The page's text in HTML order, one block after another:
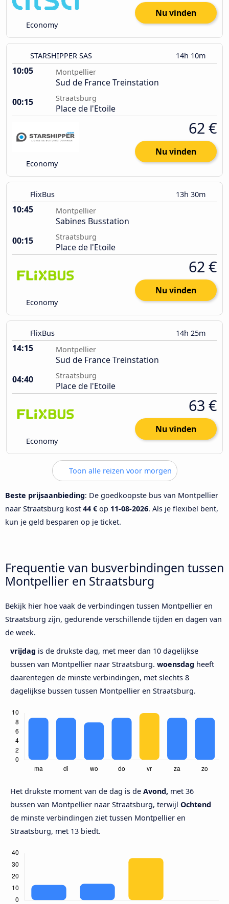
Economy
Nu vinden
STARSHIPPER SAS 14h 10m
10:05 Montpellier
Sud de France Treinstation
00:15
Straatsburg
Place de l'Etoile
Economy
62 €
Nu vinden
FlixBus 13h 30m
10:45 Montpellier
Sabines Busstation
00:15
Straatsburg
Place de l'Etoile
Economy
62 €
Nu vinden
FlixBus 14h 25m
14:15 Montpellier
Sud de France Treinstation
04:40
Straatsburg
Place de l'Etoile
Economy
63 €
Nu vinden
Toon alle reizen voor morgen
Beste prijsaanbieding: De goedkoopste bus van Montpellier
naar Straatsburg kost 44 € op 11-08-2026. Als je flexibel bent,
kun je geld besparen op je ticket.
Frequentie van busverbindingen tussen
Montpellier en Straatsburg
Bekijk hier hoe vaak de verbindingen tussen Montpellier en
Straatsburg zijn, gedurende verschillende tijden en dagen van
de week.
vrijdag is de drukste dag, met meer dan 10 dagelijkse
bussen van Montpellier naar Straatsburg. woensdag heeft
daarentegen de minste verbindingen, met slechts 8
dagelijkse bussen tussen Montpellier en Straatsburg.
Het drukste moment van de dag is de Avond, met 36
bussen van Montpellier naar Straatsburg, terwijl Ochtend
de minste verbindingen ziet tussen Montpellier en
Straatsburg, met 13 biedt.